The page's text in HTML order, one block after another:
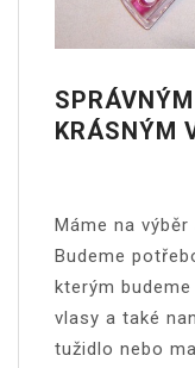
KRÁSNÝM
Máme na
Budeme
kterým
vlasy a také
tužidlo nebo